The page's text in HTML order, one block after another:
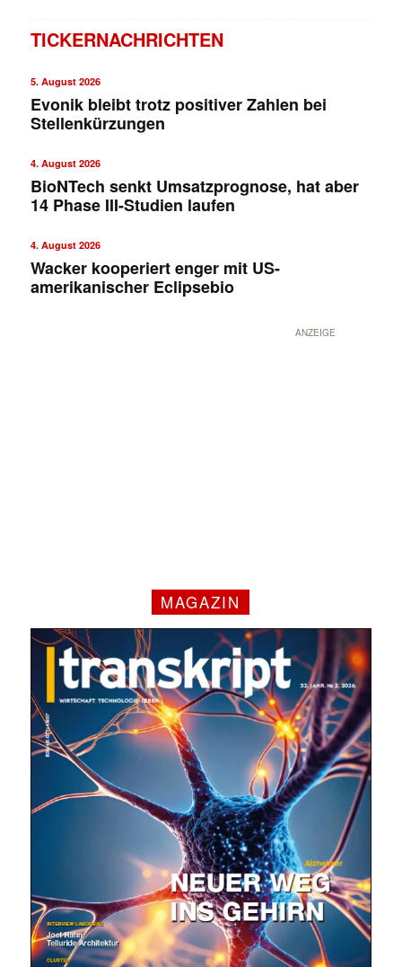
TICKERNACHRICHTEN
5. August 2026
Evonik bleibt trotz positiver Zahlen bei
Stellenkürzungen
4. August 2026
BioNTech senkt Umsatzprognose, hat aber
14 Phase III-Studien laufen
4. August 2026
Wacker kooperiert enger mit US-
amerikanischer Eclipsebio
ANZEIGE
MAGAZIN